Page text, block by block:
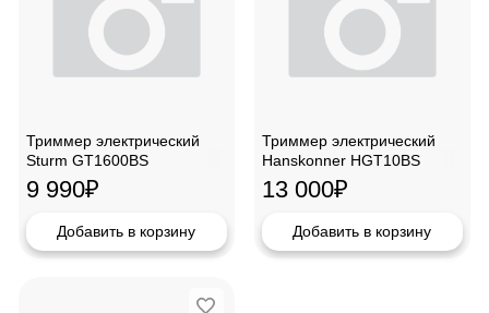
Триммер электрический
Sturm GT1600BS
9 990₽
Добавить в корзину
Триммер электрический
Hanskonner HGT10BS
13 000₽
Добавить в корзину